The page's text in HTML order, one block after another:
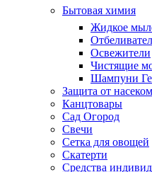
Бытовая химия
Жидкое
Освежители
Чистящие
Шампуни
Защита от
Канцтовары
Сад Огород
Свечи
Сетка для овощей
Скатерти
Средства